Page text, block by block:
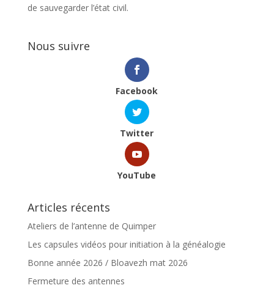
de sauvegarder l’état civil.
Nous suivre
Facebook
Twitter
YouTube
Articles récents
Ateliers de l’antenne de Quimper
Les capsules vidéos pour initiation à la généalogie
Bonne année 2026 / Bloavezh mat 2026
Fermeture des antennes